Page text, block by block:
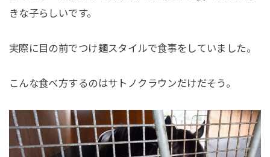
きな子らしいです。
実際に目の前でつけ麺スタイルで食事をしていました。
こんな食べ方するのはサトノクラウンだけだそう。